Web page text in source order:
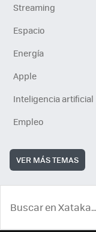
Streaming
Espacio
Energía
Apple
Inteligencia artificial
Empleo
VER MÁS TEMAS